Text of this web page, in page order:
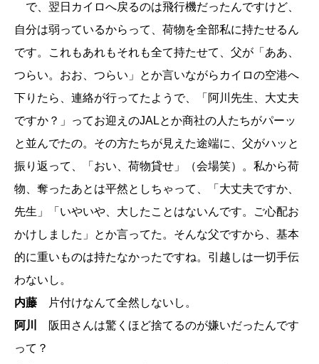
で、翌日カイロへ戻るのは飛行機だったんですけど、
自分は弱っているからって、荷物を全部私に持たせるん
です。これもあれもそれも全て持たせて、父が「ああ、
つらい。おお、つらい」とか言いながらカイロの空港へ
下りたら、連絡が行ってたようで、「阿川先生、大丈夫
ですか？」ってお迎えのJALとか商社の人たちがパーッ
と並んでたの。その方たちが見えた途端に、父がハッと
振り返って、「おい、荷物貸せ」（会場笑）。私から荷
物、奪ったあとは平然としちゃって、「大丈夫ですか、
先生」「いやいや、大したことはないんです。ご心配お
かけしました」とか言ってた。そんな父ですから、基本
的に重いものは持たなかったですね。引越しは一切手伝
わないし。
内藤 片付けなんて全然しないし。
阿川
阪田さんは驚くほど捨てるのが嫌いだったんです
って？